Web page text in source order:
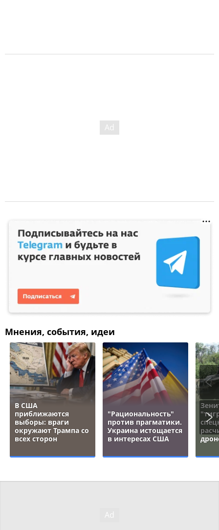
Мнения, события, идеи
В США
приближаются
выборы: враги
окружают Трампа со
всех сторон
"Рациональность"
против прагматики.
Украина истощается
в интересах США